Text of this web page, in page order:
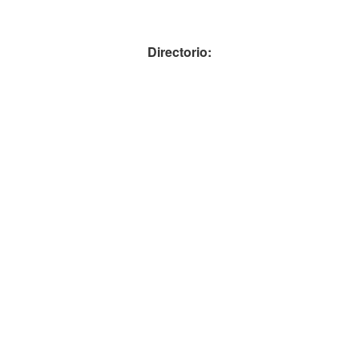
Directorio: